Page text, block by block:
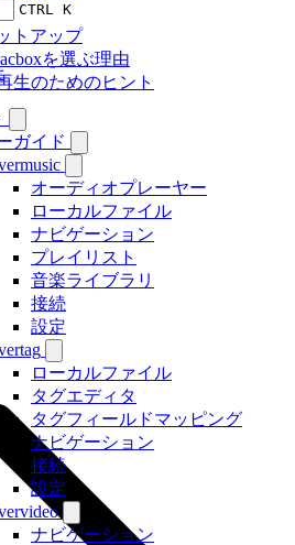
CTRL K
ガイド
オーディオプレーヤー
ローカルファイル
ナビゲーション
プレイリスト
音楽ライブラリ
接続
設定
ローカルファイル
タグエディタ
タグフィールドマッピング
ナビゲーション
接続
設定
ナビゲーション
トアップ
を選ぶ理由
生のためのヒント